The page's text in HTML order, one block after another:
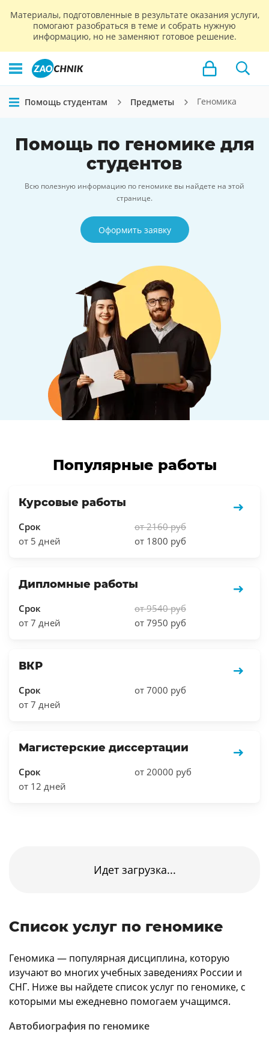
Материалы, подготовленные в результате оказания услуги,
помогают разобраться в теме и собрать нужную
информацию, но не заменяют готовое решение.
Помощь студентам Предметы Геномика
Помощь по геномике для
студентов
Всю полезную информацию по геномике вы найдете на этой
странице.
Оформить заявку
Популярные работы
Курсовые работы
Срок
от 5 дней
от 2160 руб
от 1800 руб
Дипломные работы
Срок
от 7 дней
от 9540 руб
от 7950 руб
ВКР
Срок
от 7 дней
от 7000 руб
Магистерские диссертации
Срок
от 12 дней
от 20000 руб
Идет загрузка...
Список услуг по геномике
Геномика — популярная дисциплина, которую
изучают во многих учебных заведениях России и
СНГ. Ниже вы найдете список услуг по геномике, с
которыми мы ежедневно помогаем учащимся.
Автобиография по геномике